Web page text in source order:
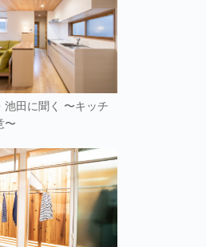
池田に聞く 〜キッチ
〜